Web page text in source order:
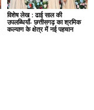
विशेष लेख : ढाई साल की
उपलब्धियाँ- छत्तीसगढ़ का श्रमिक
कल्याण के क्षेत्र में नई पहचान